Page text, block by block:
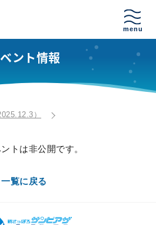
ント情報
）
トは非公開です。
一覧に戻る